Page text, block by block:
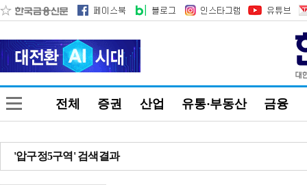
전체 증권 산업 유통·부동산 금융
'압구정5구역' 검색결과